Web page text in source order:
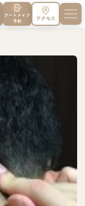
アートメイク
予約
アクセス